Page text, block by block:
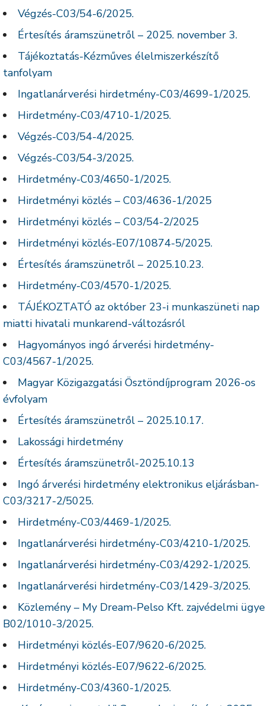
Végzés-C03/54-6/2025.
Értesítés áramszünetről – 2025. november 3.
Tájékoztatás-Kézműves élelmiszerkészítő
tanfolyam
Ingatlanárverési hirdetmény-C03/4699-1/2025.
Hirdetmény-C03/4710-1/2025.
Végzés-C03/54-4/2025.
Végzés-C03/54-3/2025.
Hirdetmény-C03/4650-1/2025.
Hirdetményi közlés – C03/4636-1/2025
Hirdetményi közlés – C03/54-2/2025
Hirdetményi közlés-E07/10874-5/2025.
Értesítés áramszünetről – 2025.10.23.
Hirdetmény-C03/4570-1/2025.
TÁJÉKOZTATÓ az október 23-i munkaszüneti nap
miatti hivatali munkarend-változásról
Hagyományos ingó árverési hirdetmény-
C03/4567-1/2025.
Magyar Közigazgatási Ösztöndíjprogram 2026-os
évfolyam
Értesítés áramszünetről – 2025.10.17.
Lakossági hirdetmény
Értesítés áramszünetről-2025.10.13
Ingó árverési hirdetmény elektronikus eljárásban-
C03/3217-2/5025.
Hirdetmény-C03/4469-1/2025.
Ingatlanárverési hirdetmény-C03/4210-1/2025.
Ingatlanárverési hirdetmény-C03/4292-1/2025.
Ingatlanárverési hirdetmény-C03/1429-3/2025.
Közlemény – My Dream-Pelso Kft. zajvédelmi ügye
B02/1010-3/2025.
Hirdetményi közlés-E07/9620-6/2025.
Hirdetményi közlés-E07/9622-6/2025.
Hirdetmény-C03/4360-1/2025.